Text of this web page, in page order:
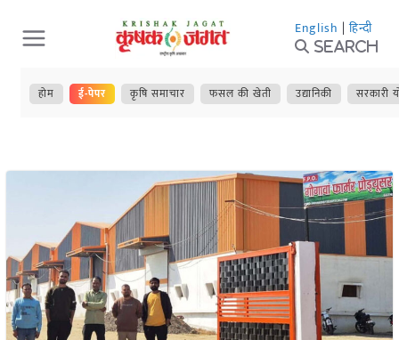
Skip
to
content
English | हिन्दी
Search
होम ई-पेपर कृषि समाचार फसल की खेती उद्यानिकी सरकारी